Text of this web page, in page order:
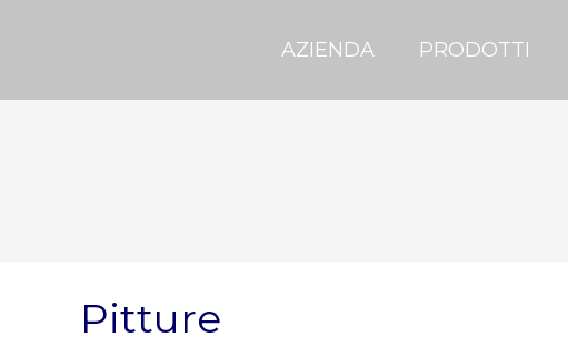
AZIENDA PRODOTTI
Pitture